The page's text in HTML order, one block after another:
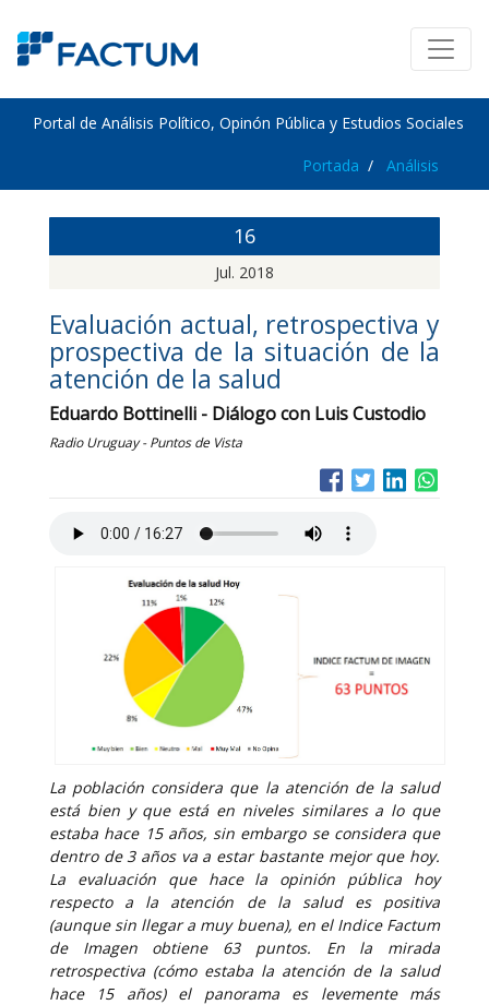
Portal de Análisis Político, Opinón Pública y Estudios Sociales
Portada Análisis
16
Jul. 2018
Evaluación actual, retrospectiva y
prospectiva de la situación de la
atención de la salud
Eduardo Bottinelli - Diálogo con Luis Custodio
Radio Uruguay - Puntos de Vista
La población considera que la atención de la salud
está bien y que está en niveles similares a lo que
estaba hace 15 años, sin embargo se considera que
dentro de 3 años va a estar bastante mejor que hoy.
La evaluación que hace la opinión pública hoy
respecto a la atención de la salud es positiva
(aunque sin llegar a muy buena), en el Indice Factum
de Imagen obtiene 63 puntos. En la mirada
retrospectiva (cómo estaba la atención de la salud
hace 15 años) el panorama es levemente más